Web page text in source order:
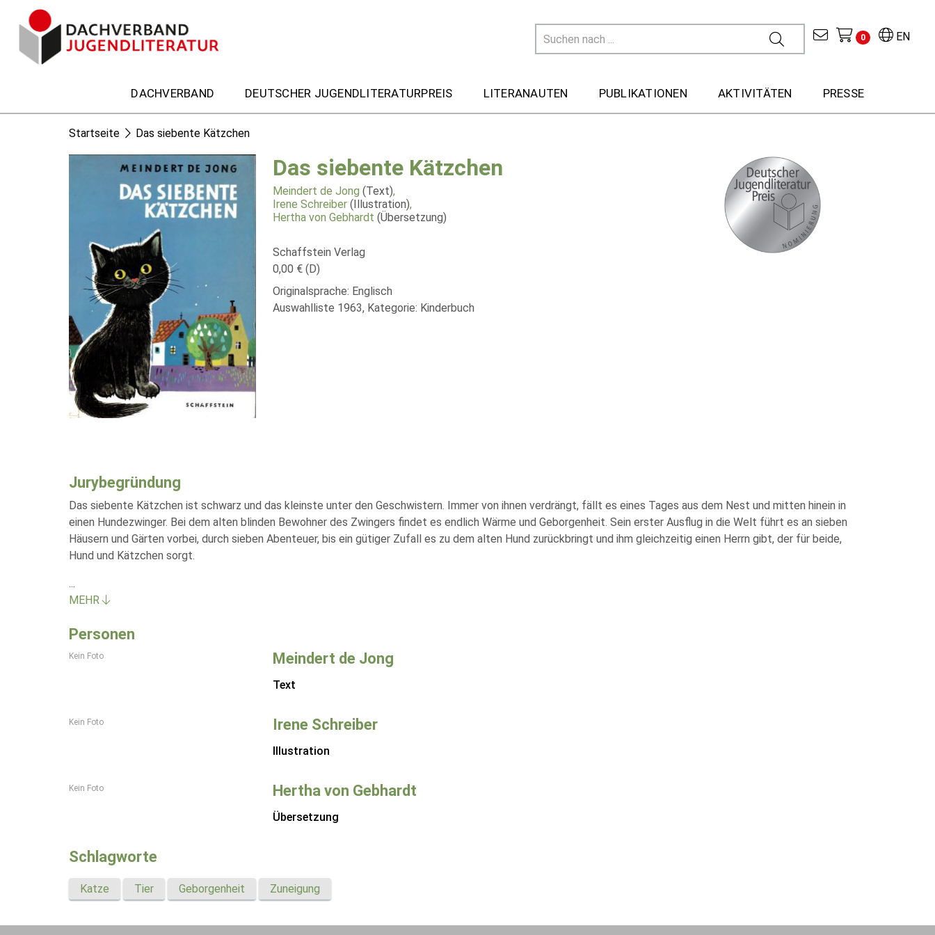
EN
0
DACHVERBAND DEUTSCHER JUGENDLITERATURPREIS LITERANAUTEN PUBLIKATIONEN AKTIVITÄTEN PRESSE
Startseite Das siebente Kätzchen
Das siebente Kätzchen
Meindert de Jong (Text),
Irene Schreiber (Illustration),
Hertha von Gebhardt (Übersetzung)
Schaffstein Verlag
0,00 € (D)
Originalsprache: Englisch
Auswahlliste 1963, Kategorie: Kinderbuch
Jurybegründung
Das siebente Kätzchen ist schwarz und das kleinste unter den Geschwistern. Immer von ihnen verdrängt, fällt es eines Tages aus dem Nest und mitten hinein in
einen Hundezwinger. Bei dem alten blinden Bewohner des Zwingers findet es endlich Wärme und Geborgenheit. Sein erster Ausflug in die Welt führt es an sieben
Häusern und Gärten vorbei, durch sieben Abenteuer, bis ein gütiger Zufall es zu dem alten Hund zurückbringt und ihm gleichzeitig einen Herrn gibt, der für beide,
Hund und Kätzchen sorgt.
...
MEHR
Personen
Kein Foto Meindert de Jong
Text
Kein Foto Irene Schreiber
Illustration
Kein Foto Hertha von Gebhardt
Übersetzung
Schlagworte
Katze Tier Geborgenheit Zuneigung